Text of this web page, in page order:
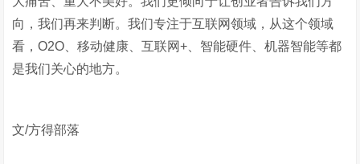
向，我们再来判断。我们专注于互联网领域，从这个领域
看，O2O、移动健康、互联网+、智能硬件、机器智能等都
是我们关心的地方。
文/方得部落